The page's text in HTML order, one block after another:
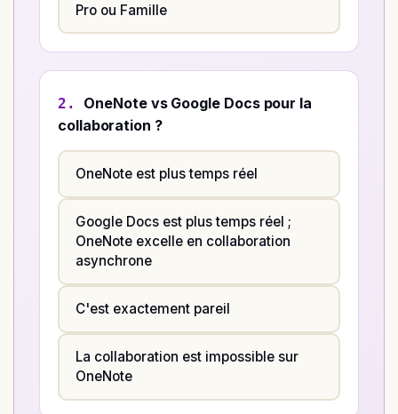
Pro ou Famille
2.
OneNote vs Google Docs pour la
collaboration ?
OneNote est plus temps réel
Google Docs est plus temps réel ;
OneNote excelle en collaboration
asynchrone
C'est exactement pareil
La collaboration est impossible sur
OneNote